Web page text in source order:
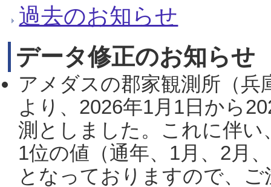
過去のお知らせ
データ修正のお知らせ
アメダスの郡家観測所（
より、2026年1月1日から
測としました。これに伴い
1位の値（通年、1月、2月
となっておりますので、